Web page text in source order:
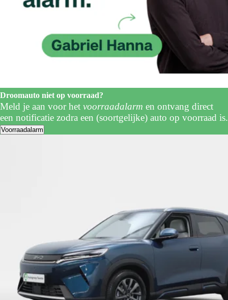
Droomauto niet op voorraad?
Meld je aan voor het voorraadalarm en ontvang direct
een notificatie zodra een (soortgelijke) auto op voorraad is.
Voorraadalarm